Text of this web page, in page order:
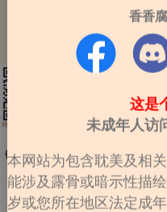
香香
这是
未成年人访
本网站为包含耽美及相
能涉及露骨或暗示性描
岁或您所在地区法定成